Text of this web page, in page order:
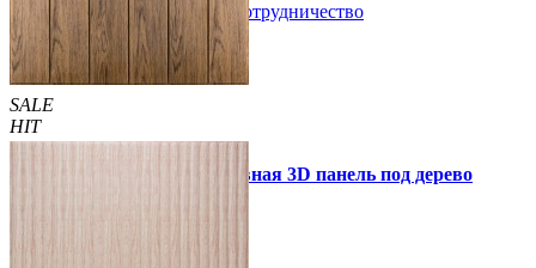
Купить В закладки Сотрудничество
SALE
HIT
Самоклеющаяся декоративная 3D панель под дерево